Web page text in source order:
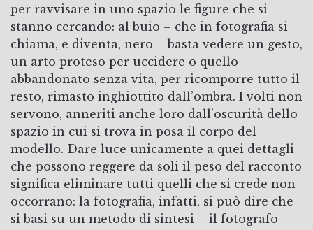
per ravvisare in uno spazio le figure che si
stanno cercando: al buio – che in fotografia si
chiama, e diventa, nero – basta vedere un gesto,
un arto proteso per uccidere o quello
abbandonato senza vita, per ricomporre tutto il
resto, rimasto inghiottito dall’ombra. I volti non
servono, anneriti anche loro dall’oscurità dello
spazio in cui si trova in posa il corpo del
modello. Dare luce unicamente a quei dettagli
che possono reggere da soli il peso del racconto
significa eliminare tutti quelli che si crede non
occorrano: la fotografia, infatti, si può dire che
si basi su un metodo di sintesi – il fotografo